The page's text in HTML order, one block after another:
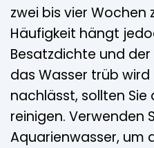
zwei bis vier Wochen
Häufigkeit hängt
Besatzdichte und
das Wasser trüb
nachlässt, sollten
reinigen. Verwenden
Aquarienwasser, um